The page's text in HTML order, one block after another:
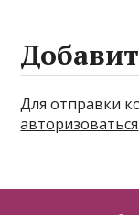
Для отправки
авторизоваться.